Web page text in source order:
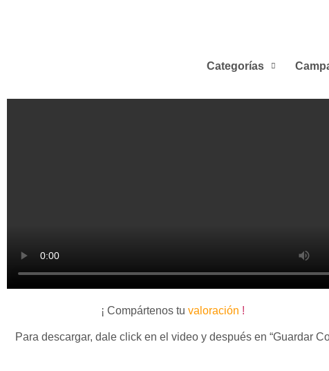
Categorías
¡ Compártenos tu valoración !
Para descargar, dale click en el video y después en “Guardar